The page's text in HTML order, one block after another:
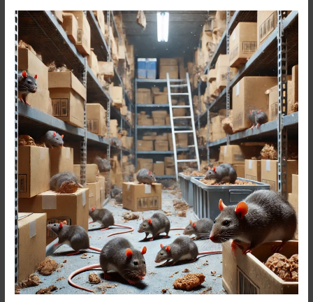
شركة
مكافحة
الفئران
فى
العبور
01091560420/
الأقرب
اليك